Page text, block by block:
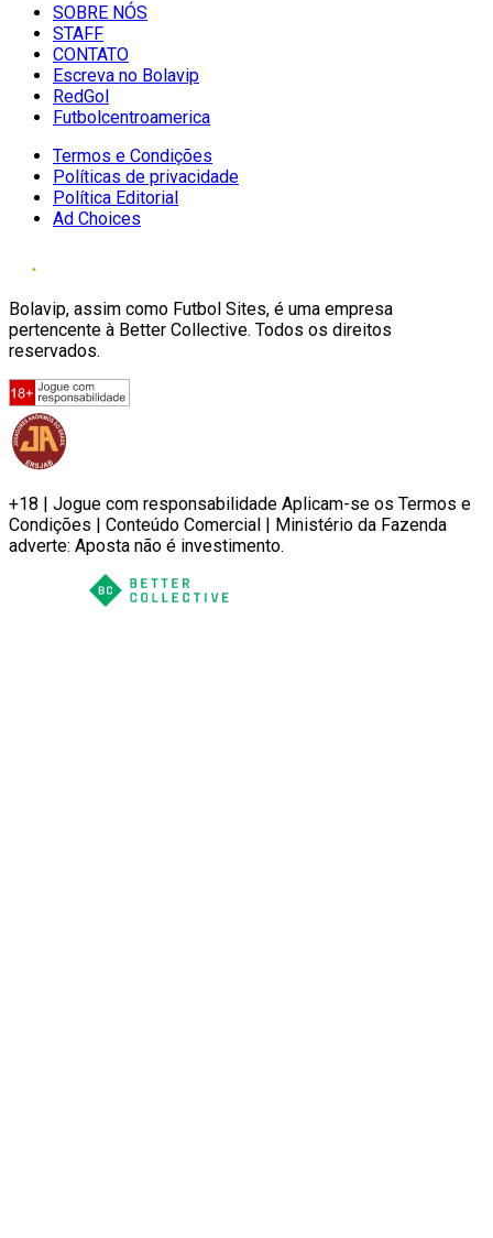
SOBRE NÓS
STAFF
CONTATO
Escreva no Bolavip
RedGol
Futbolcentroamerica
Termos e Condições
Políticas de privacidade
Política Editorial
Ad Choices
Bolavip, assim como Futbol Sites, é uma empresa
pertencente à Better Collective. Todos os direitos
reservados.
+18 | Jogue com responsabilidade Aplicam-se os Termos e
Condições | Conteúdo Comercial | Ministério da Fazenda
adverte: Aposta não é investimento.